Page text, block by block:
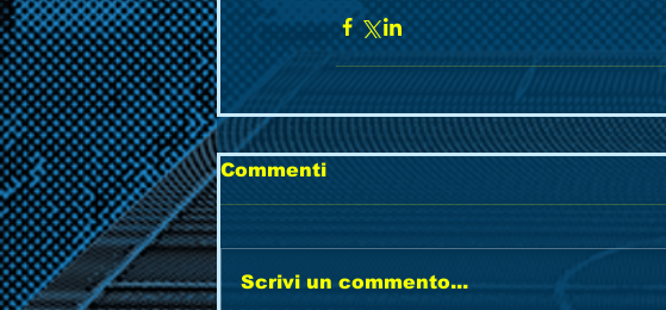
Commenti
Scrivi un commento...